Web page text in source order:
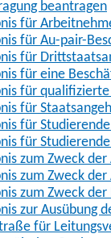
beantragen
für
für Au-pair-
für
für eine
für
für
für
für
zum Zweck
zum Zweck der
zum Zweck der
zur Ausübung
für